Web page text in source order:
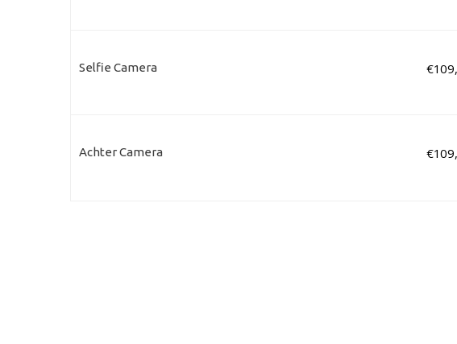
Selfie Camera
Achter Camera